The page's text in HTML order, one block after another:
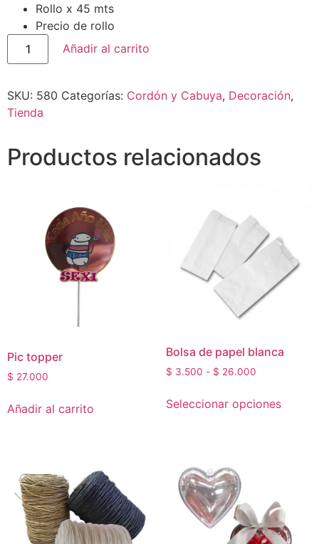
Rollo x 45 mts
Precio de rollo
Añadir al carrito
SKU: 580 Categorías: Cordón y Cabuya, Decoración,
Tienda
Productos relacionados
Pic topper
$ 27.000
Añadir al carrito
Bolsa de papel blanca
$ 3.500 - $ 26.000
Seleccionar opciones